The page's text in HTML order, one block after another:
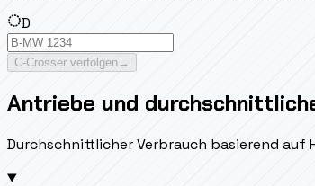
D
C-Crosser verfolgen →
Antriebe und
Durchschnittlicher Verbrauch basierend auf